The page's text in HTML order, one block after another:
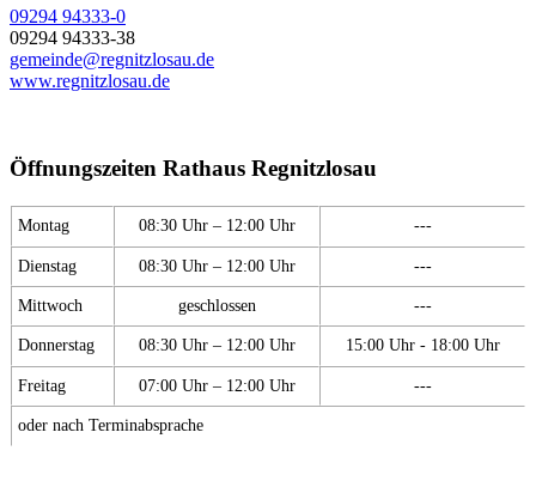
09294 94333-0
09294 94333-38
gemeinde@regnitzlosau.de
www.regnitzlosau.de
Öffnungszeiten Rathaus Regnitzlosau
Montag 08:30 Uhr – 12:00 Uhr ---
Dienstag 08:30 Uhr – 12:00 Uhr ---
Mittwoch geschlossen ---
Donnerstag 08:30 Uhr – 12:00 Uhr 15:00 Uhr - 18:00 Uhr
Freitag 07:00 Uhr – 12:00 Uhr ---
oder nach Terminabsprache